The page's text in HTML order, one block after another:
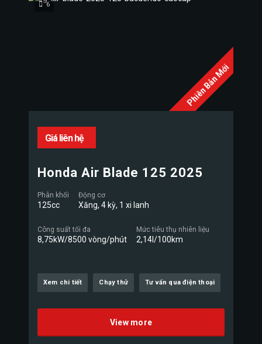
Phiên Bản Mới
6
Giá liên hệ
Honda Air Blade 125 2025
Phân khối
125cc
Động cơ
Xăng, 4 kỳ, 1 xi lanh
Công suất tối đa
8,75kW/8500 vòng/phút
Mức tiêu thụ nhiên liệu
2,14l/100km
Xem chi tiết Chạy thử Tư vấn qua điện thoại
View more